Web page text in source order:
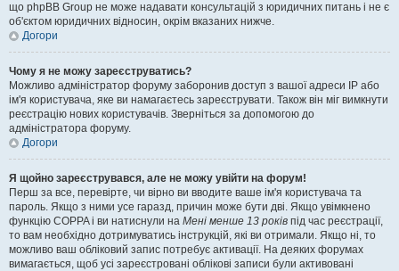
що phpBB Group не може надавати консультацій з юридичних питань і не є
об'єктом юридичних відносин, окрім вказаних нижче.
Догори
Чому я не можу зареєструватись?
Можливо адміністратор форуму заборонив доступ з вашої адреси IP або
ім'я користувача, яке ви намагаєтесь зареєструвати. Також він міг вимкнути
реєстрацію нових користувачів. Зверніться за допомогою до
адміністратора форуму.
Догори
Я щойно зареєструвався, але не можу увійти на форум!
Перш за все, перевірте, чи вірно ви вводите ваше ім'я користувача та
пароль. Якщо з ними усе гаразд, причин може бути дві. Якщо увімкнено
функцію COPPA і ви натиснули на Мені менше 13 років під час реєстрації,
то вам необхідно дотримуватись інструкцій, які ви отримали. Якщо ні, то
можливо ваш обліковий запис потребує активації. На деяких форумах
вимагається, щоб усі зареєстровані облікові записи були активовані